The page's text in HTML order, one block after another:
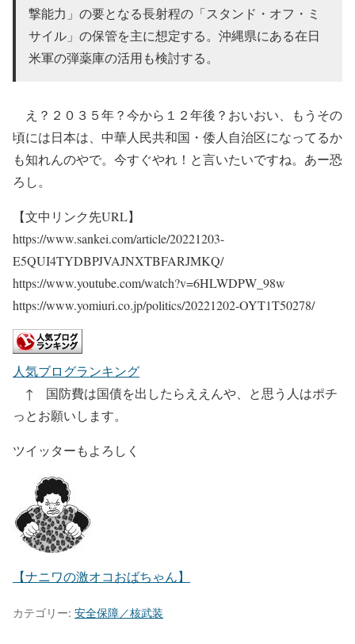
撃能力」の要となる長射程の「スタンド・オフ・ミ
サイル」の保管を主に想定する。沖縄県にある在日
米軍の弾薬庫の活用も検討する。
え？２０３５年？今から１２年後？おいおい、もうその
頃には日本は、中華人民共和国・倭人自治区になってるか
も知れんのやで。今すぐやれ！と言いたいですね。あー恐
ろし。
【文中リンク先URL】
https://www.sankei.com/article/20221203-
E5QUI4TYDBPJVAJNXTBFARJMKQ/
https://www.youtube.com/watch?v=6HLWDPW_98w
https://www.yomiuri.co.jp/politics/20221202-OYT1T50278/
人気ブログランキング
↑ 国防費は国債を出したらええんや、と思う人はポチ
っとお願いします。
ツイッターもよろしく
【ナニワの激オコおばちゃん】
カテゴリー: 安全保障／核武装